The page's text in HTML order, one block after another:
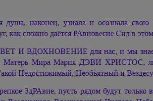
душа, наконец, узнала и осознала
как сложно даётся РАвновесие Сил в
И ВДОХНОВЕНИЕ для нас, и мы знаем,
Матерь Мира Мария ДЭВИ
Недостижимый, Необъятный и
ЗдРАвие, пусть рядом будут